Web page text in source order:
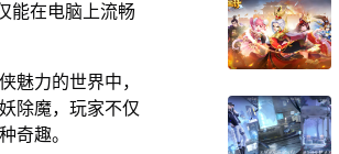
能在电脑上流畅
魅力的世界中，
除魔，玩家不仅
奇趣。